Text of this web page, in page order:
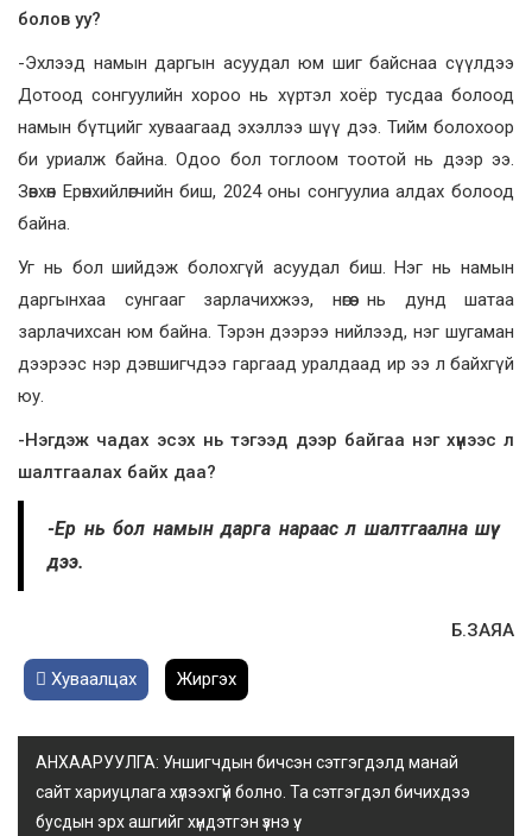
болов уу?
-Эхлээд намын даргын асуудал юм шиг байснаа сүүлдээ
Дотоод сонгуулийн хороо нь хүртэл хоёр тусдаа болоод
намын бүтцийг хуваагаад эхэллээ шүү дээ. Тийм болохоор
би уриалж байна. Одоо бол тоглоом тоотой нь дээр ээ.
Зөвхөн Ерөнхийлөгчийн биш, 2024 оны сонгуулиа алдах болоод
байна.
Уг нь бол шийдэж болохгүй асуудал биш. Нэг нь намын
даргынхаа сунгааг зарлачихжээ, нөгөө нь дунд шатаа
зарлачихсан юм байна. Тэрэн дээрээ нийлээд, нэг шугаман
дээрээс нэр дэвшигчдээ гаргаад уралдаад ир ээ л байхгүй
юу.
-Нэгдэж чадах эсэх нь тэгээд дээр байгаа нэг хүнээс л
шалтгаалах байх даа?
-Ер нь бол намын дарга нараас л шалтгаална шүү
дээ.
Б.ЗАЯА
Хуваалцах Жиргэх
АНХААРУУЛГА: Уншигчдын бичсэн сэтгэгдэлд манай
сайт хариуцлага хүлээхгүй болно. Та сэтгэгдэл бичихдээ
бусдын эрх ашгийг хүндэтгэн үзнэ үү.